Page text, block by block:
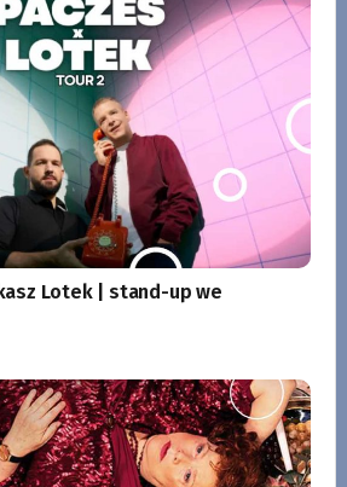
Lotek | stand-up we